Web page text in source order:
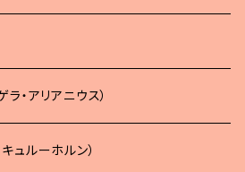
・アリアニウス）
ュルーホルン）